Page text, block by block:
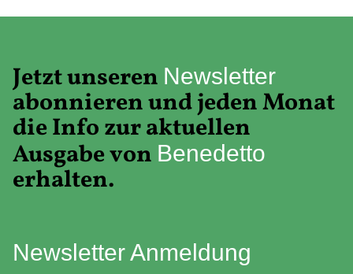
Jetzt unseren Newsletter
abonnieren und jeden Monat
die Info zur aktuellen
Ausgabe von Benedetto
erhalten.
Newsletter Anmeldung